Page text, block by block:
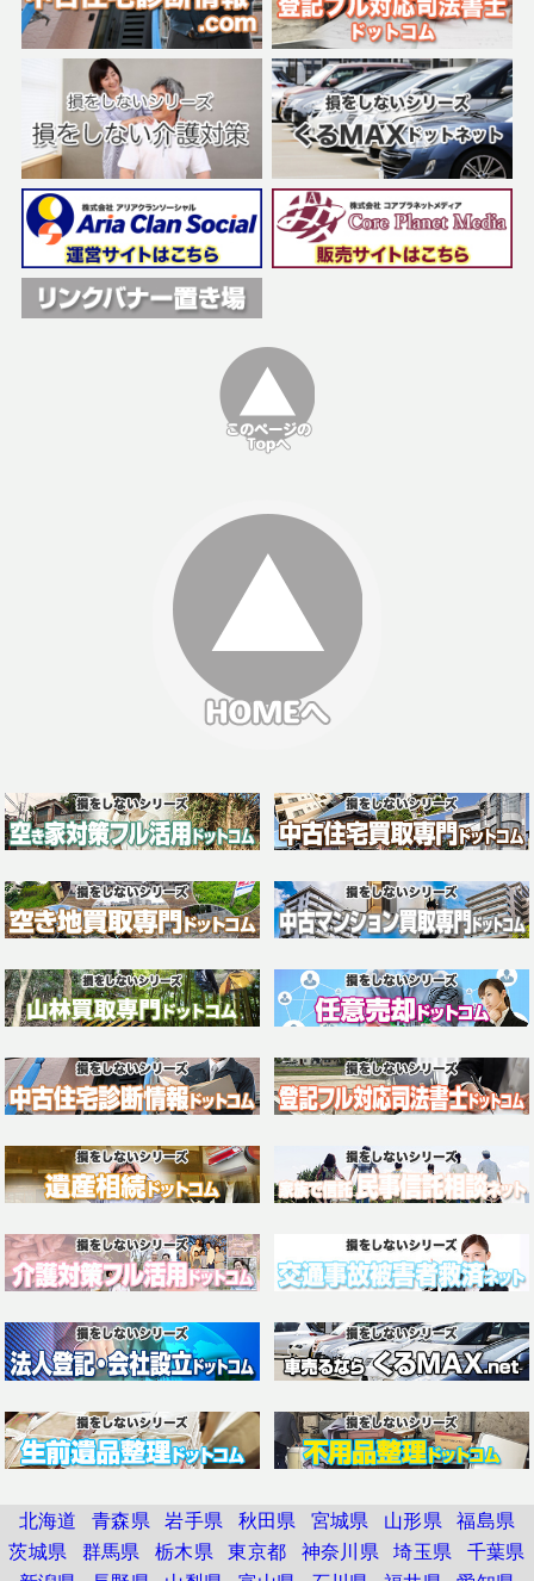
北海道 青森県 岩手県 秋田県 宮城県 山形県 福島県
茨城県 群馬県 栃木県 東京都 神奈川県 埼玉県 千葉県